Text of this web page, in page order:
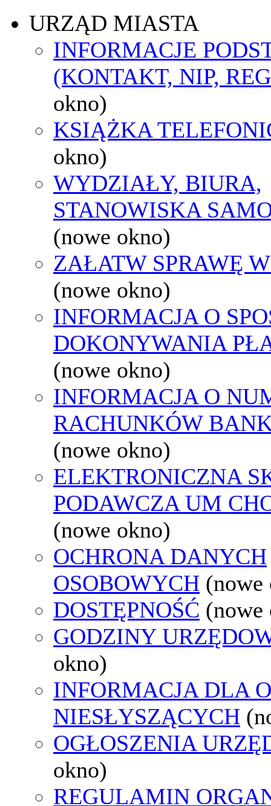
URZĄD MIASTA
INFORMACJE
(KONTAKT, NIP,
okno)
KSIĄŻKA
okno)
WYDZIAŁY, BIURA,
STANOWISKA
(nowe okno)
ZAŁATW SPRAWĘ
(nowe okno)
INFORMACJA O
DOKONYWANIA
(nowe okno)
INFORMACJA O
RACHUNKÓW
(nowe okno)
ELEKTRONICZNA
PODAWCZA UM
(nowe okno)
OCHRONA DANYCH
OSOBOWYCH (nowe
DOSTĘPNOŚĆ (nowe
GODZINY
okno)
INFORMACJA DLA
NIESŁYSZĄCYCH
OGŁOSZENIA
okno)
REGULAMIN